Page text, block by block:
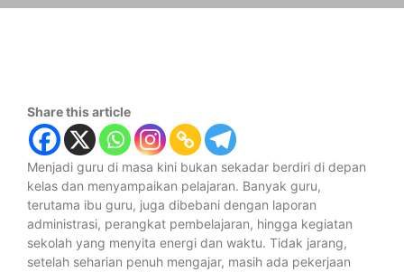
Share this article
Menjadi guru di masa kini bukan sekadar berdiri di depan
kelas dan menyampaikan pelajaran. Banyak guru,
terutama ibu guru, juga dibebani dengan laporan
administrasi, perangkat pembelajaran, hingga kegiatan
sekolah yang menyita energi dan waktu. Tidak jarang,
setelah seharian penuh mengajar, masih ada pekerjaan